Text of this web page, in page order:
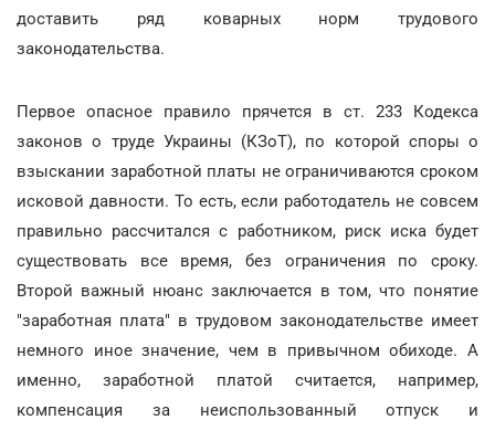
доставить ряд коварных норм трудового
законодательства.
Первое опасное правило прячется в ст. 233 Кодекса
законов о труде Украины (КЗоТ), по которой споры о
взыскании заработной платы не ограничиваются сроком
исковой давности. То есть, если работодатель не совсем
правильно рассчитался с работником, риск иска будет
существовать все время, без ограничения по сроку.
Второй важный нюанс заключается в том, что понятие
"заработная плата" в трудовом законодательстве имеет
немного иное значение, чем в привычном обиходе. А
именно, заработной платой считается, например,
компенсация за неиспользованный отпуск и